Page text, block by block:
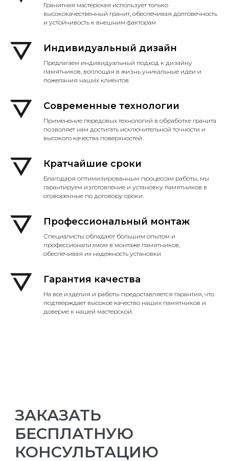
Гранитная мастерская использует только
высококачественный гранит, обеспечивая долговечность
и устойчивость к внешним факторам
Индивидуальный дизайн
Предлагаем индивидуальный подход к дизайну
памятников, воплощая в жизнь уникальные идеи и
пожелания наших клиентов.
Современные технологии
Применение передовых технологий в обработке гранита
позволяет нам достигать исключительной точности и
высокого качества поверхностей.
Кратчайшие сроки
Благодаря оптимизированным процессам работы, мы
гарантируем изготовление и установку памятников в
оговоренные по договору сроки.
Профессиональный монтаж
Специалисты обладают большим опытом и
профессионализмом в монтаже памятников,
обеспечивая их надежность установки
Гарантия качества
На все изделия и работы предоставляется гарантия, что
подтверждает высокое качество наших памятников и
доверие к нашей мастерской.
ЗАКАЗАТЬ
БЕСПЛАТНУЮ
КОНСУЛЬТАЦИЮ